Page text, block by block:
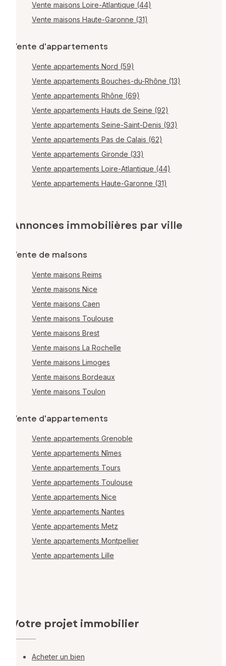
Vente maisons Loire-Atlantique (44)
Vente maisons Haute-Garonne (31)
Vente d'appartements
Vente appartements Nord (59)
Vente appartements Bouches-du-Rhône (13)
Vente appartements Rhône (69)
Vente appartements Hauts de Seine (92)
Vente appartements Seine-Saint-Denis (93)
Vente appartements Pas de Calais (62)
Vente appartements Gironde (33)
Vente appartements Loire-Atlantique (44)
Vente appartements Haute-Garonne (31)
Annonces immobilières par ville
Vente de maisons
Vente maisons Reims
Vente maisons Nice
Vente maisons Caen
Vente maisons Toulouse
Vente maisons Brest
Vente maisons La Rochelle
Vente maisons Limoges
Vente maisons Bordeaux
Vente maisons Toulon
Vente d'appartements
Vente appartements Grenoble
Vente appartements Nîmes
Vente appartements Tours
Vente appartements Toulouse
Vente appartements Nice
Vente appartements Nantes
Vente appartements Metz
Vente appartements Montpellier
Vente appartements Lille
Votre projet immobilier
Acheter un bien